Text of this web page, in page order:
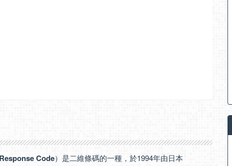
Code）是二維條碼的一種，於1994年由日本